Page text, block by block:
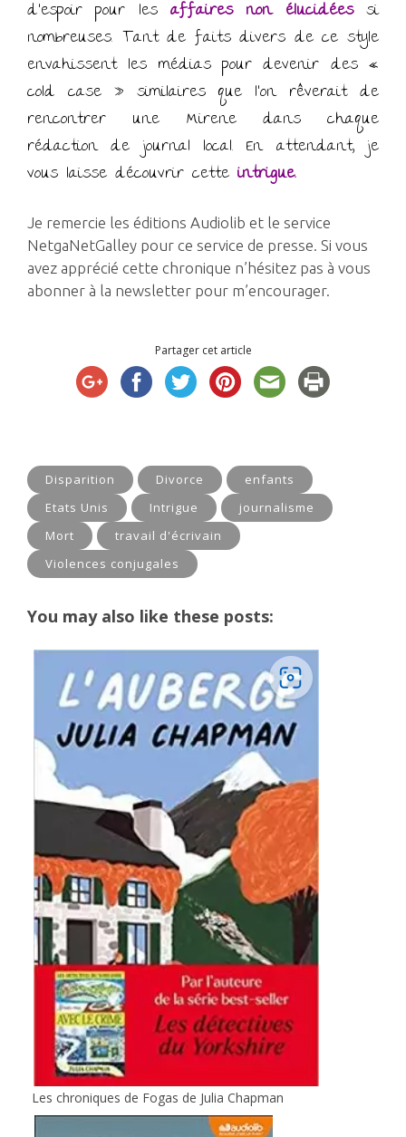
d’espoir pour les affaires non élucidéessi
nombreuses. Tant de faits divers de ce style
envahissent les médias pour devenir des «
cold case » similaires que l’on rêverait de
rencontrer une Mirene dans chaque
rédaction de journal local. En attendant, je
vous laisse découvrir cette intrigue.
Je remercie les éditions Audiolib et le service
NetgaNetGalley pour ce service de presse. Si vous
avez apprécié cette chronique n’hésitez pas à vous
abonner à la newsletter pour m’encourager.
Partager cet article
Disparition Divorce
enfants
Etats Unis
Intrigue
journalisme
Mort
travail d'écrivain
Violences conjugales
You may also like these posts:
Les chroniques de Fogas de Julia Chapman